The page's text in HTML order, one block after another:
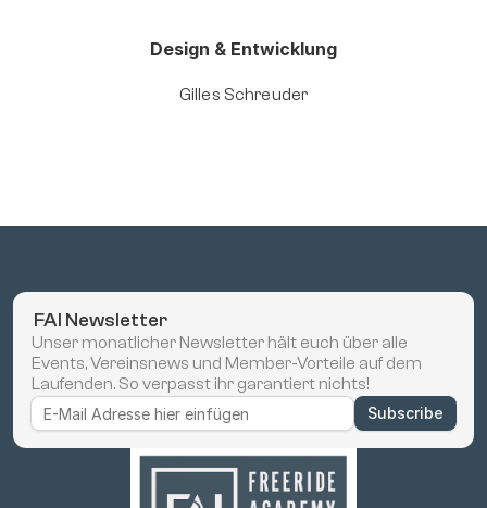
Design & Entwicklung
Gilles Schreuder
FAI Newsletter
Unser monatlicher Newsletter hält euch über alle
Events, Vereinsnews und Member-Vorteile auf dem
Laufenden. So verpasst ihr garantiert nichts!